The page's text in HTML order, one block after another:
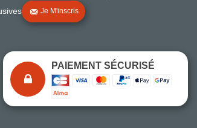
Je M'inscris
PAIEMENT SÉCURISÉ